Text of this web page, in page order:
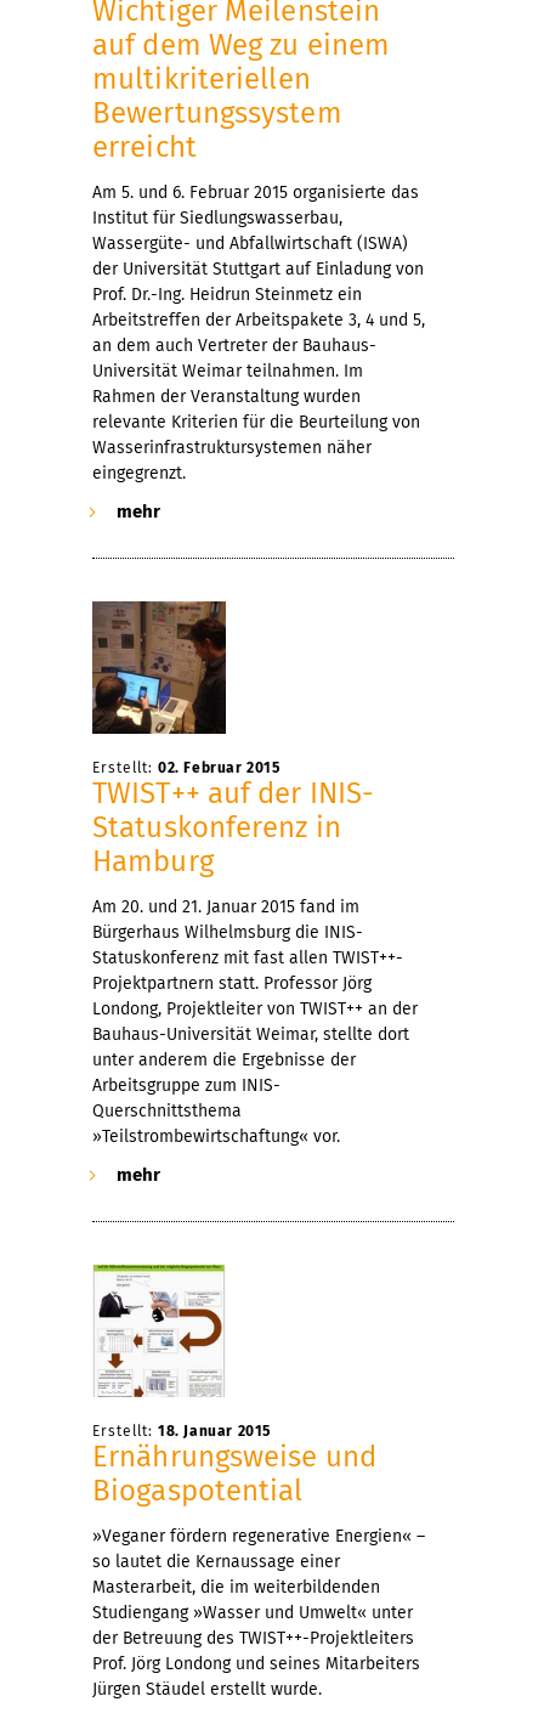
Wichtiger Meilenstein
auf dem Weg zu einem
multikriteriellen
Bewertungssystem
erreicht
Am 5. und 6. Februar 2015 organisierte das
Institut für Siedlungswasserbau,
Wassergüte- und Abfallwirtschaft (ISWA)
der Universität Stuttgart auf Einladung von
Prof. Dr.-Ing. Heidrun Steinmetz ein
Arbeitstreffen der Arbeitspakete 3, 4 und 5,
an dem auch Vertreter der Bauhaus-
Universität Weimar teilnahmen. Im
Rahmen der Veranstaltung wurden
relevante Kriterien für die Beurteilung von
Wasserinfrastruktursystemen näher
eingegrenzt.
mehr
Erstellt: 02. Februar 2015
TWIST++ auf der INIS-
Statuskonferenz in
Hamburg
Am 20. und 21. Januar 2015 fand im
Bürgerhaus Wilhelmsburg die INIS-
Statuskonferenz mit fast allen TWIST++-
Projektpartnern statt. Professor Jörg
Londong, Projektleiter von TWIST++ an der
Bauhaus-Universität Weimar, stellte dort
unter anderem die Ergebnisse der
Arbeitsgruppe zum INIS-
Querschnittsthema
»Teilstrombewirtschaftung« vor.
mehr
Erstellt: 18. Januar 2015
Ernährungsweise und
Biogaspotential
»Veganer fördern regenerative Energien« –
so lautet die Kernaussage einer
Masterarbeit, die im weiterbildenden
Studiengang »Wasser und Umwelt« unter
der Betreuung des TWIST++-Projektleiters
Prof. Jörg Londong und seines Mitarbeiters
Jürgen Stäudel erstellt wurde.